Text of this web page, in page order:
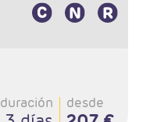
duración desde